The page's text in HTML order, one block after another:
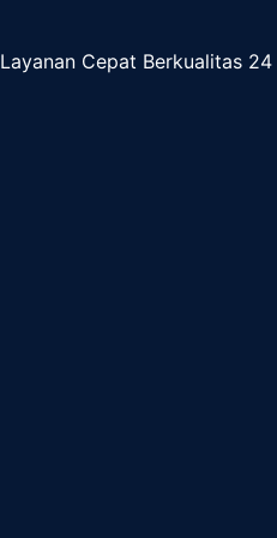
Layanan Cepat Berkualitas